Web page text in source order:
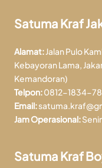
Satuma Kraf
Alamat:Jalan Pulo
Kebayoran Lama,
Kemandoran)
Telpon:0812-1834-
Email:
Jam Operasional:
Satuma Kraf